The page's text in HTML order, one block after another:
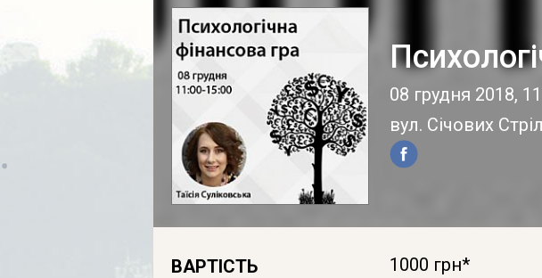
08 грудня 2018,
вул. Січових
ВАРТІСТЬ 1000 грн*